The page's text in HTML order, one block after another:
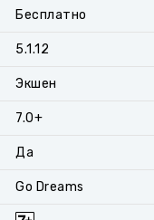
Бесплатно
5.1.12
Экшен
7.0+
Да
Go Dreams